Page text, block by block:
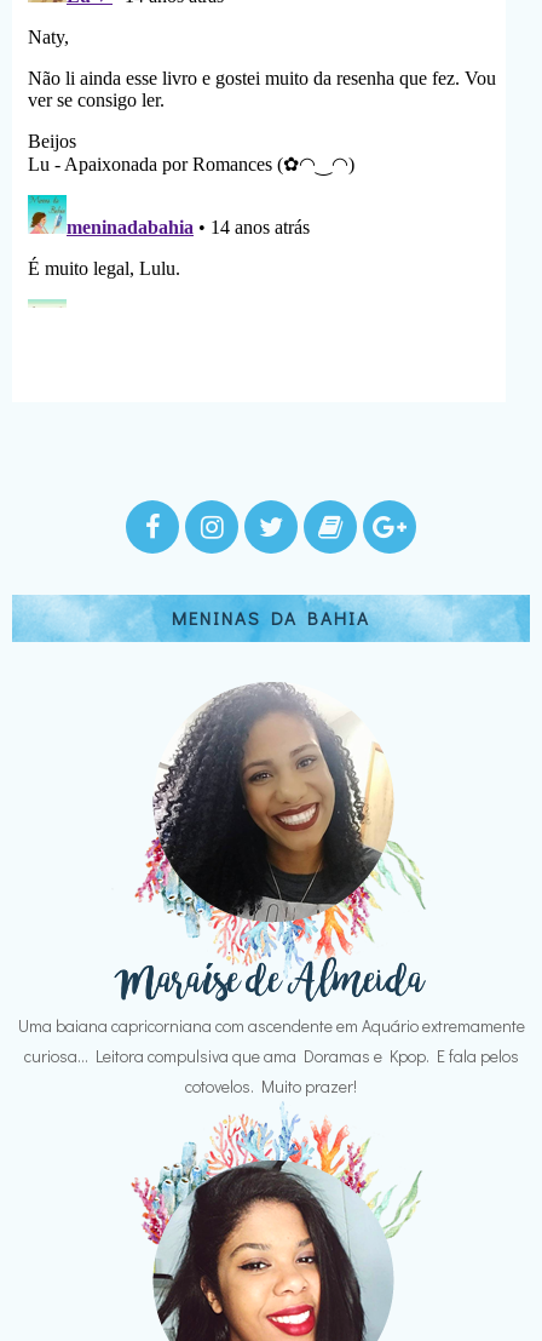
MENINAS DA BAHIA
Uma baiana capricorniana com ascendente em Aquário extremamente
curiosa... Leitora compulsiva que ama Doramas e Kpop. E fala pelos
cotovelos. Muito prazer!